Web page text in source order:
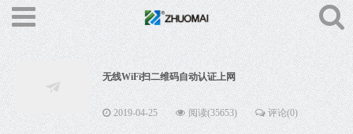
无线WiFi扫二维码自动认证上网
2019-04-25 阅读(35653) 评论(0)